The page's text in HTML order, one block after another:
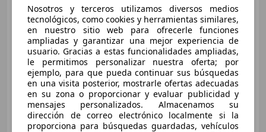
Citroen C3 1.2 PureTech S&S
Feel 83
€ 8.000 1
Precio justo
02/2018 88.784 km Gasolina
60 kW (82 CV)
Airbags laterales, Isofix, Bluetooth, ESP, Faros antiniebla, ABS
Nosotros y terceros utilizamos diversos medios
tecnológicos, como cookies y herramientas similares,
en nuestro sitio web para ofrecerle funciones
ampliadas y garantizar una mejor experiencia de
usuario. Gracias a estas funcionalidades ampliadas,
le permitimos personalizar nuestra oferta; por
ejemplo, para que pueda continuar sus búsquedas
en una visita posterior, mostrarle ofertas adecuadas
en su zona o proporcionar y evaluar publicidad y
mensajes personalizados. Almacenamos su
dirección de correo electrónico localmente si la
proporciona para búsquedas guardadas, vehículos